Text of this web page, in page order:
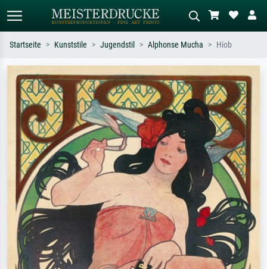
Standardsuche KI-Bildersuche
Suchen Sie nach Künstlern, Werktiteln
oder Stilen – z.B. Monet,
Sternennacht, Impressionismus, Welle
Hokusai, Akt.
Beschreiben Sie die Szene – z.B. Grüne
Wiese, Abstrakt mit viel Rot, Dunkles
Ölgemälde, Stehender Akt neben einem
Startseite Kunststile Jugendstil Alphonse Mucha Hiob